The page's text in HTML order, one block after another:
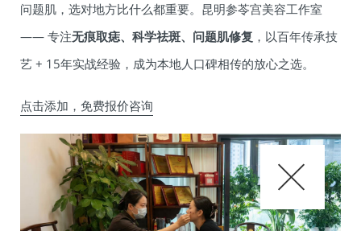
问题肌，选对地方比什么都重要。昆明参苓宫美容工作室
—— 专注无痕取痣、科学祛斑、问题肌修复 ，以百年传承技
艺 + 15年实战经验，成为本地人口碑相传的放心之选。
点击添加，免费报价咨询